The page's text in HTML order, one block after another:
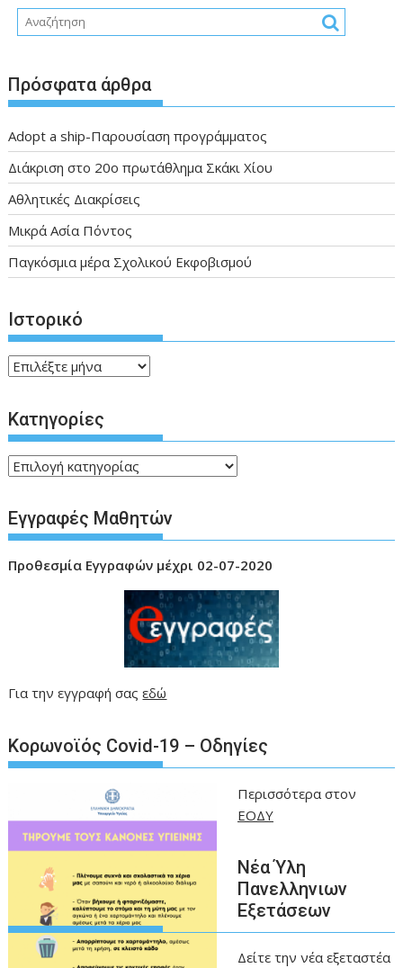
Πρόσφατα άρθρα
Adopt a ship-Παρουσίαση προγράμματος
Διάκριση στο 20ο πρωτάθλημα Σκάκι Χίου
Αθλητικές Διακρίσεις
Μικρά Ασία Πόντος
Παγκόσμια μέρα Σχολικού Εκφοβισμού
Ιστορικό
Ιστορικό
Kατηγορίες
Kατηγορίες
Εγγραφές Μαθητών
Προθεσμία Εγγραφών μέχρι 02-07-2020
Για την εγγραφή σαςεδώ
Kορωνοϊός Covid-19 – Οδηγίες
Περισσότερα στον
ΕΟΔΥ
Νέα Ύλη
Πανελληνιων
Εξετάσεων
Δείτε την νέα εξεταστέα